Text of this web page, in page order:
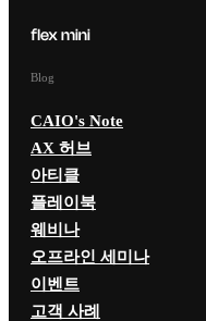
Blog
CAIO's Note
AX 허브
아티클
플레이북
웨비나
오프라인 세미나
이벤트
고객 사례